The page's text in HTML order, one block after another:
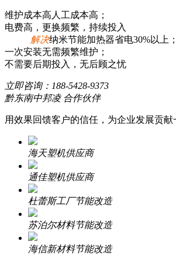
维护成本高人工成本高；
电费高，更换频繁，持续投入
解决纳米节能加热器省电30%以上；
一次安装无需频繁维护；
不需要后期投入，无后顾之忧
立即咨询： 188-5428-9373
黔东南中邦凌 合作伙伴
用效果回馈客户的信任，为企业发展贡献
海天塑机供应商
通佳塑机供应商
杜蕾斯工厂节能改造
苏泊尔材料节能改造
海信新材料节能改造